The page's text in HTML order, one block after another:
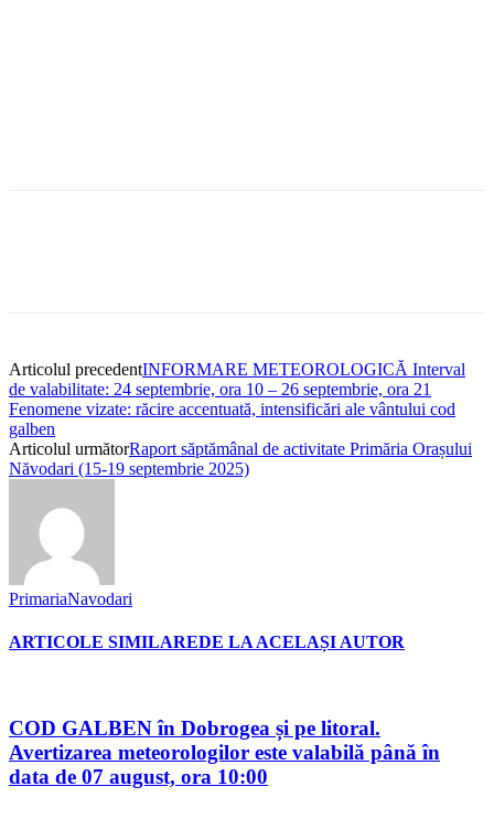
Articolul precedentINFORMARE METEOROLOGICĂ Interval
de valabilitate: 24 septembrie, ora 10 – 26 septembrie, ora 21
Fenomene vizate: răcire accentuată, intensificări ale vântului cod
galben
Articolul următorRaport săptămânal de activitate Primăria Orașului
Năvodari (15-19 septembrie 2025)
PrimariaNavodari
ARTICOLE SIMILAREDE LA ACELAȘI AUTOR
COD GALBEN în Dobrogea și pe litoral.
Avertizarea meteorologilor este valabilă până în
data de 07 august, ora 10:00